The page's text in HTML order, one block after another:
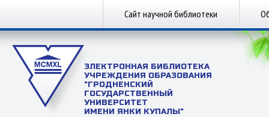
Сайт научной библиотеки
ЭЛЕКТРОННАЯ БИБЛИОТЕКА
УЧРЕЖДЕНИЯ ОБРАЗОВАНИЯ
"ГРОДНЕНСКИЙ
ГОСУДАРСТВЕННЫЙ
УНИВЕРСИТЕТ
ИМЕНИ ЯНКИ КУПАЛЫ"